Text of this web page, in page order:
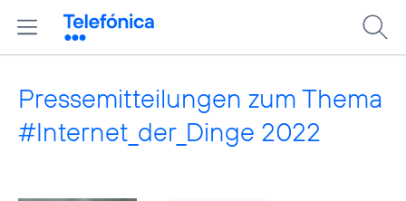
Pressemitteilungen zum Thema
#Internet_der_Dinge 2022